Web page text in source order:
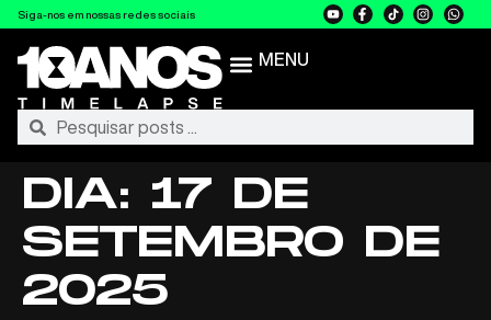
Siga-nos em nossas redes sociais
MENU
DIA: 17 DE
SETEMBRO DE
2025